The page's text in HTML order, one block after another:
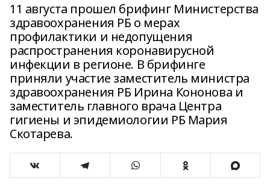
11 августа прошел брифинг Министерства
здравоохранения РБ о мерах
профилактики и недопущения
распространения коронавирусной
инфекции в регионе. В брифинге
приняли участие заместитель министра
здравоохранения РБ Ирина Кононова и
заместитель главного врача Центра
гигиены и эпидемиологии РБ Мария
Скотарева.